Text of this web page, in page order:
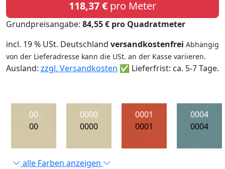
118,37 € pro Meter
Grundpreisangabe: 84,55 € pro Quadratmeter
incl. 19 % USt. Deutschland versandkostenfrei Abhängig
von der Lieferadresse kann die USt. an der Kasse variieren.
Ausland: zzgl. Versandkosten ✅ Lieferfrist: ca. 5-7 Tage.
00
00
0000
0000
0001
0001
0004
0004
alle Farben anzeigen